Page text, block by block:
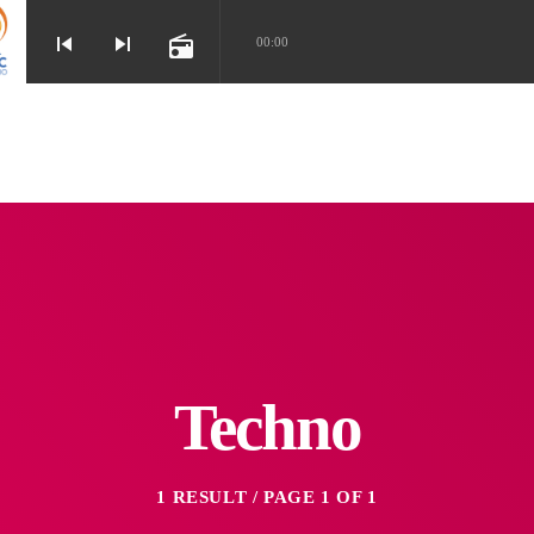
skip_previous skip_next radio 00:00
Techno
1 RESULT / PAGE 1 OF 1